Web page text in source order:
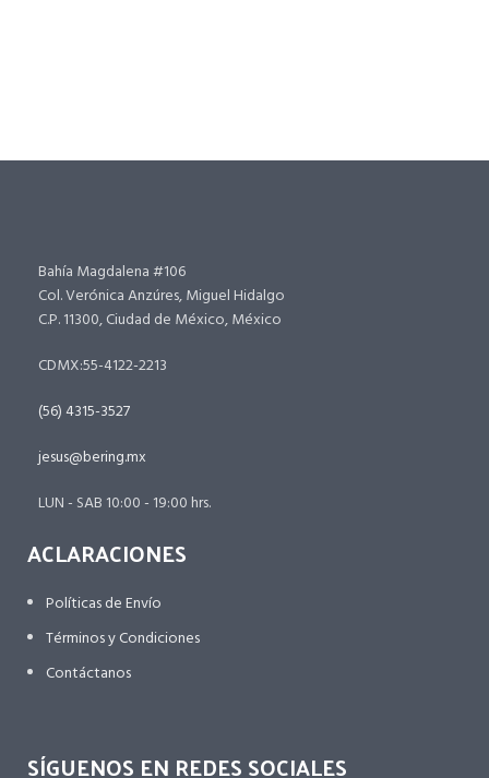
Bahía Magdalena #106
Col. Verónica Anzúres, Miguel Hidalgo
C.P. 11300, Ciudad de México, México
CDMX:55-4122-2213
(56) 4315-3527
jesus@bering.mx
LUN - SAB 10:00 - 19:00 hrs.
ACLARACIONES
Políticas de Envío
Términos y Condiciones
Contáctanos
SÍGUENOS EN REDES SOCIALES